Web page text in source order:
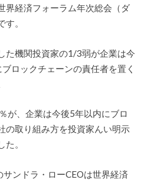
界経済フォーラム年次総会（ダ
。
た機関投資家の1/3弱が企業は今
ロックチェーンの責任者を置く
が、企業は今後5年以内にブロ
の取り組み方を投資家んい明示
。
ンドラ・ローCEOは世界経済